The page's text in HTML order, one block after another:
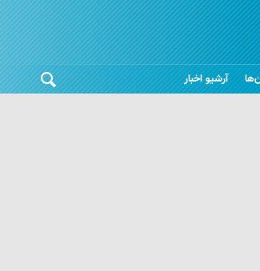
آرشیو اخبار